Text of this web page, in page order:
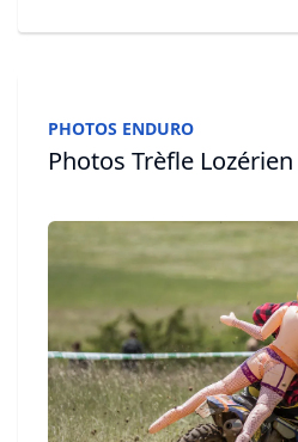
PHOTOS ENDURO
Photos Trèfle